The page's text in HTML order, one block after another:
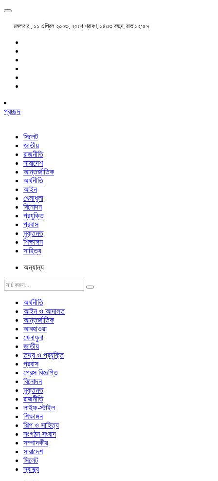
মঙ্গলবার , ১১ এপ্রিল ২০২৩, ২৫শে শ্রাবণ, ১৪৩৩ বঙ্গাব্দ, রাত ১২:৫৭
প্রচ্ছদ
সিলেট
জাতীয়
রাজনীতি
সারাদেশ
আন্তর্জাতিক
অর্থনীতি
আইন
খেলাধুলা
বিনোদন
প্রযুক্তি
প্রবাস
মুক্তমত
শিক্ষাঙ্গন
সাহিত্য
অন্যান্য
অর্থনীতি
আইন ও আদালত
আন্তর্জাতিক
আবহাওয়া
খেলাধুলা
জাতীয়
তথ্য ও প্রযুক্তি
প্রবাস
প্রেস বিজ্ঞপ্তি
বিনোদন
মুক্তমত
রাজনীতি
লাইফ-স্টাইল
শিক্ষাঙ্গন
শিল্প ও সাহিত্য
সংগঠন সংবাদ
সম্পাদকীয়
সারাদেশ
সিলেট
স্বাস্থ্য